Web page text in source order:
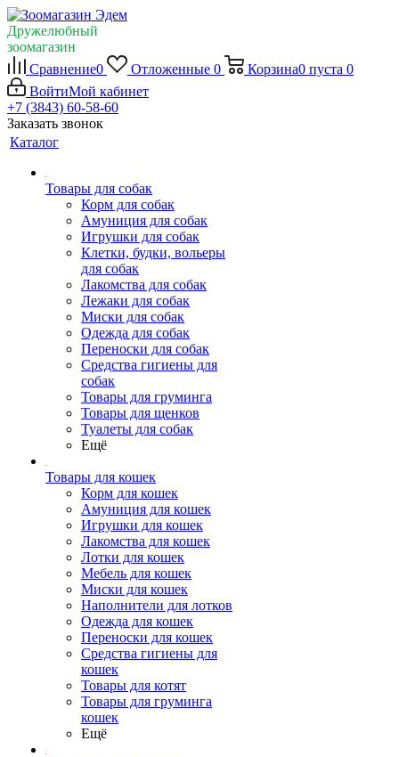
Дружелюбный
зоомагазин
Сравнение0 Отложенные 0 Корзина0 пуста 0
ВойтиМой кабинет
+7 (3843) 60-58-60
Заказать звонок
Каталог
Товары для собак
Корм для собак
Амуниция для собак
Игрушки для собак
Клетки, будки, вольеры
для собак
Лакомства для собак
Лежаки для собак
Миски для собак
Одежда для собак
Переноски для собак
Средства гигиены для
собак
Товары для груминга
Товары для щенков
Туалеты для собак
Ещё
Товары для кошек
Корм для кошек
Амуниция для кошек
Игрушки для кошек
Лакомства для кошек
Лотки для кошек
Мебель для кошек
Миски для кошек
Наполнители для лотков
Одежда для кошек
Переноски для кошек
Средства гигиены для
кошек
Товары для котят
Товары для груминга
кошек
Ещё